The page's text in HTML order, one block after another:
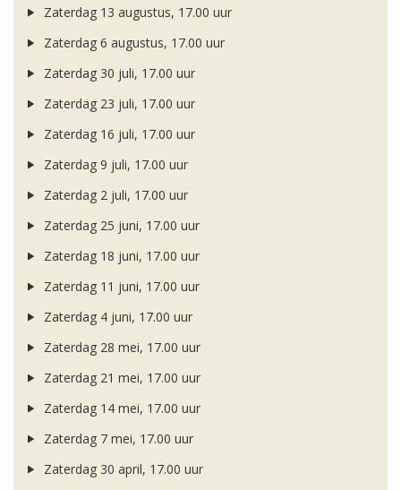
Zaterdag 13 augustus, 17.00 uur
Zaterdag 6 augustus, 17.00 uur
Zaterdag 30 juli, 17.00 uur
Zaterdag 23 juli, 17.00 uur
Zaterdag 16 juli, 17.00 uur
Zaterdag 9 juli, 17.00 uur
Zaterdag 2 juli, 17.00 uur
Zaterdag 25 juni, 17.00 uur
Zaterdag 18 juni, 17.00 uur
Zaterdag 11 juni, 17.00 uur
Zaterdag 4 juni, 17.00 uur
Zaterdag 28 mei, 17.00 uur
Zaterdag 21 mei, 17.00 uur
Zaterdag 14 mei, 17.00 uur
Zaterdag 7 mei, 17.00 uur
Zaterdag 30 april, 17.00 uur